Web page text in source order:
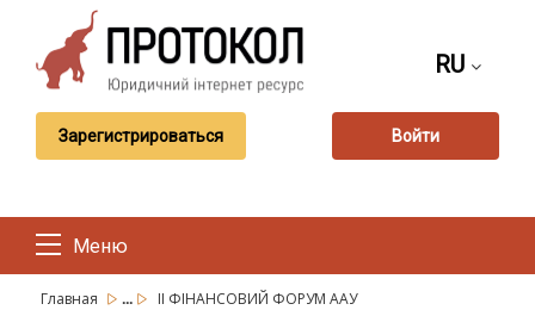
RU
Зарегистрироваться Войти
Меню
Главная ... ІІ ФІНАНСОВИЙ ФОРУМ ААУ